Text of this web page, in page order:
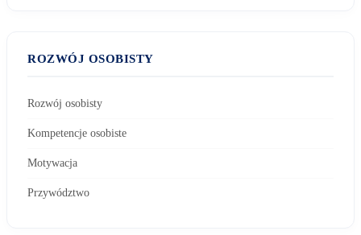
ROZWÓJ OSOBISTY
Rozwój osobisty
Kompetencje osobiste
Motywacja
Przywództwo